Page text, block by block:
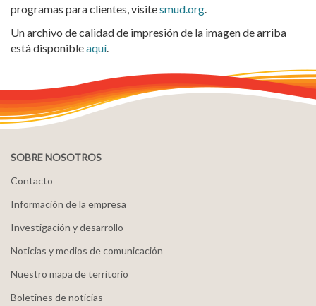
programas para clientes, visitesmud.org.
Un archivo de calidad de impresión de la imagen de arriba
está disponibleaquí.
SOBRE NOSOTROS
Contacto
Información de la empresa
Investigación y desarrollo
Noticias y medios de comunicación
Nuestro mapa de territorio
Boletines de noticias